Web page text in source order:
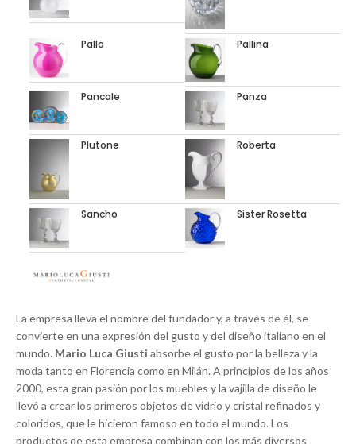
Palla Pallina
Pancale Panza
Plutone Roberta
Sancho Sister Rosetta
La empresa lleva el nombre del fundador y, a través de él, se
convierte en una expresión del gusto y del diseño italiano en el
mundo. Mario Luca Giusti absorbe el gusto por la belleza y la
moda tanto en Florencia como en Milán. A principios de los años
2000, esta gran pasión por los muebles y la vajilla de diseño le
llevó a crear los primeros objetos de vidrio y cristal refinados y
coloridos, que le hicieron famoso en todo el mundo. Los
productos de esta empresa combinan con los más diversos